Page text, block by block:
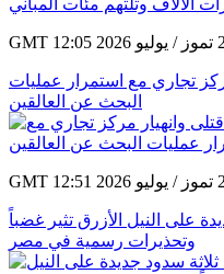
تجاري مع استمرار عمليات
البحث عن العالقين
على النيل الأزرق تثير غضباً
وتحذيرات رسمية في مصر